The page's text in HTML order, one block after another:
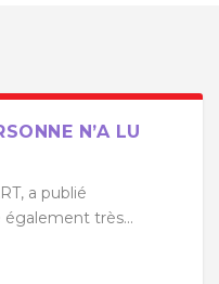
N’A LU
a publié
très...